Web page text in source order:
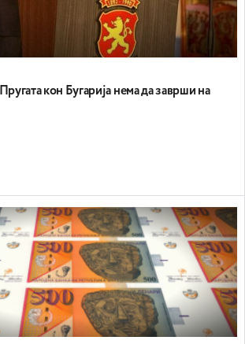
кон Бугарија нема да заврши на